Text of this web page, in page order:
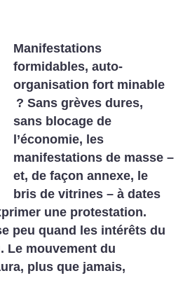
Manifestations
formidables, auto-
organisation fort minable
? Sans grèves dures,
sans blocage de
l’économie, les
manifestations de masse –
et, de façon annexe, le
bris de vitrines – à dates
une protestation.
peu quand les intérêts du
Le mouvement du
plus que jamais,